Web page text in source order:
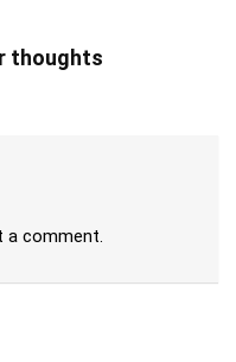
thoughts
a comment.